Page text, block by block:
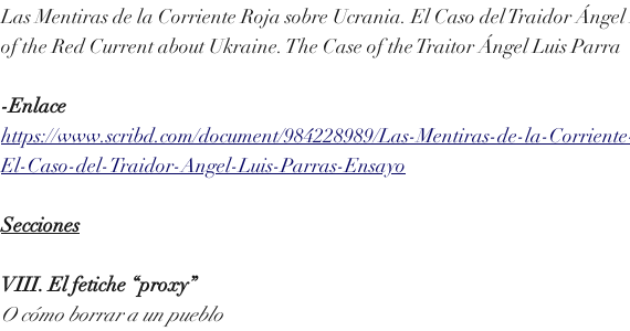
Las Mentiras de la Corriente Roja sobre Ucrania. El Caso del Traidor
of the Red Current about Ukraine. The Case of the Traitor Ángel Luis Parra
-Enlace
https://www.scribd.com/document/984228989/Las-Mentiras-de-la-
El-Caso-del-Traidor-Angel-Luis-Parras-Ensayo
Secciones
VIII. El fetiche
O cómo borrar a un pueblo